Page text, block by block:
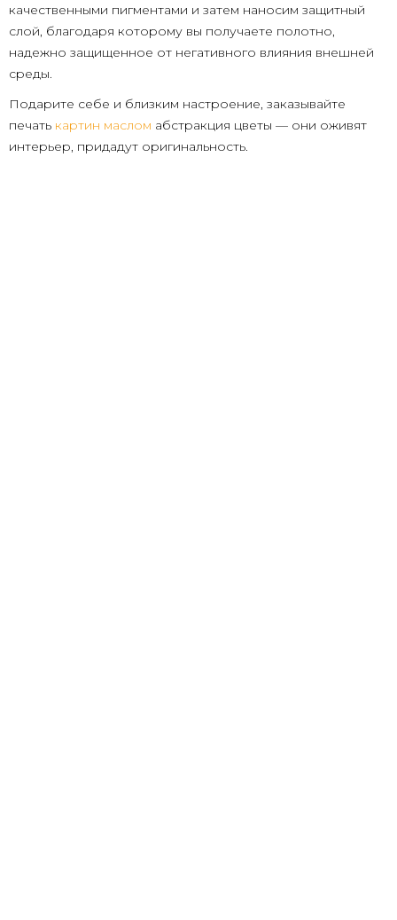
качественными пигментами и затем наносим защитный
слой, благодаря которому вы получаете полотно,
надежно защищенное от негативного влияния внешней
среды.
Подарите себе и близким настроение, заказывайте
печать картин маслом абстракция цветы — они оживят
интерьер, придадут оригинальность.